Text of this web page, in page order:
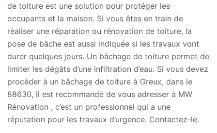
de toiture est une solution pour protéger les
occupants et la maison. Si vous êtes en train de
réaliser une réparation ou rénovation de toiture, la
pose de bâche est aussi indiquée si les travaux vont
durer quelques jours. Un bâchage de toiture permet de
limiter les dégâts d’une infiltration d’eau. Si vous devez
procéder à un bâchage de toiture à Greux, dans le
88630, il est recommandé de vous adresser à MW
Rénovation , c’est un professionnel qui a une
réputation pour les travaux d’urgence. Contactez-le.